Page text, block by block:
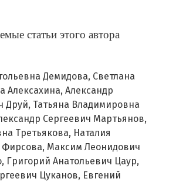
статьи этого автора
Демидова, Светлана
Алексахина, Александр
Друй, Татьяна Владимировна
Сергеевич Мартьянов,
Третьякова, Наталия
Максим Леонидович
Григорий Анатольевич Цаур,
Цуканов, Евгений